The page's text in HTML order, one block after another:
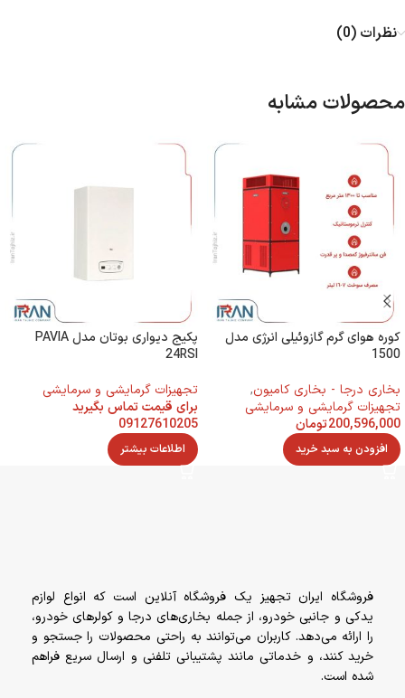
نظرات (0)
محصولات مشابه
کوره هوای گرم گازوئیلی انرژی مدل
1500
بخاری درجا - بخاری کامیون,
تجهیزات گرمایشی و سرمایشی
200,596,000تومان
افزودن به سبد خرید
پکیج دیواری بوتان مدل PAVIA
24RSI
تجهیزات گرمایشی و سرمایشی
برای قیمت تماس بگیرید
09127610205
اطلاعات بیشتر
فروشگاه ایران تجهیز یک فروشگاه آنلاین است که انواع لوازم
یدکی و جانبی خودرو، از جمله بخاری‌های درجا و کولرهای خودرو،
را ارائه می‌دهد. کاربران می‌توانند به راحتی محصولات را جستجو و
خرید کنند، و خدماتی مانند پشتیبانی تلفنی و ارسال سریع فراهم
شده است.